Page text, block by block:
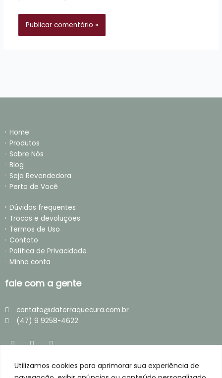
Utilizamos cookies para aprimorar sua experiência de
Home
Produtos
Sobre Nós
Blog
Seja Revendedora
Perto de Você
Dúvidas frequentes
Trocas e devoluções
Termos de Uso
Contato
Política de Privacidade
Minha conta
fale com a gente
contato@daterraquecura.com.br
(47) 9 9258-4622
I
n
t
a
F
a
e
b
T
i
t
o
loja segura